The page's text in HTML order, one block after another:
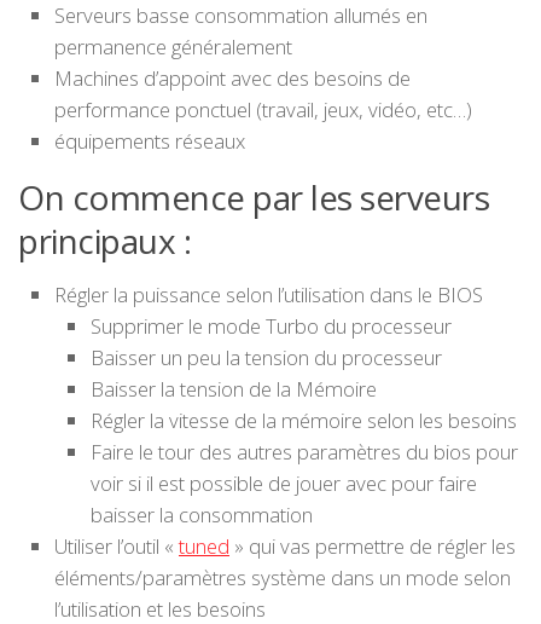
Serveurs basse consommation allumés en
permanence généralement
Machines d’appoint avec des besoins de
performance ponctuel (travail, jeux, vidéo, etc…)
équipements réseaux
On commence par les serveurs
principaux :
Régler la puissance selon l’utilisation dans le BIOS
Supprimer le mode Turbo du processeur
Baisser un peu la tension du processeur
Baisser la tension de la Mémoire
Régler la vitesse de la mémoire selon les besoins
Faire le tour des autres paramètres du bios pour
voir si il est possible de jouer avec pour faire
baisser la consommation
Utiliser l’outil «tuned » qui vas permettre de régler les
éléments/paramètres système dans un mode selon
l’utilisation et les besoins